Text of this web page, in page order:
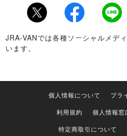
Twitter Facebook LINE
JRA-VANでは各種ソーシャルメデ
います。
個人情報について
プラ
利用規約
個人情報窓
特定商取引について